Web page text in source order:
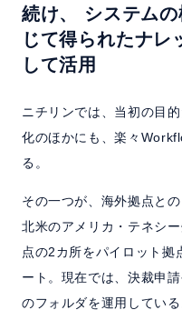
続け、
システム
じて得られたナレ
して活用
ニチリンでは、当初の目
化のほかにも、楽々
る。
その一つが、海外拠点と
北米のアメリカ・テネシ
点の2カ所をパイロット拠
ート。現在では、決裁申
のフォルダを運用してい